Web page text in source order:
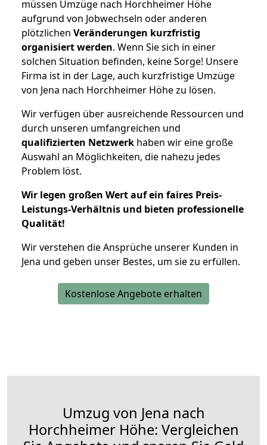
müssen Umzüge nach Horchheimer Höhe
aufgrund von Jobwechseln oder anderen
plötzlichen Veränderungen kurzfristig
organisiert werden. Wenn Sie sich in einer
solchen Situation befinden, keine Sorge! Unsere
Firma ist in der Lage, auch kurzfristige Umzüge
von Jena nach Horchheimer Höhe zu lösen.
Wir verfügen über ausreichende Ressourcen und
durch unseren umfangreichen und
qualifizierten Netzwerk haben wir eine große
Auswahl an Möglichkeiten, die nahezu jedes
Problem löst.
Wir legen großen Wert auf ein faires Preis-
Leistungs-Verhältnis und bieten professionelle
Qualität!
Wir verstehen die Ansprüche unserer Kunden in
Jena und geben unser Bestes, um sie zu erfüllen.
Kostenlose Angebote erhalten
Umzug von Jena nach
Horchheimer Höhe: Vergleichen